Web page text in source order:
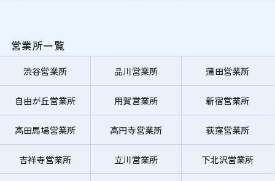
営業所一覧
渋谷営業所 品川営業所 蒲田営業所
自由が丘営業所 用賀営業所 新宿営業所
高田馬場営業所 高円寺営業所 荻窪営業所
吉祥寺営業所 立川営業所 下北沢営業所